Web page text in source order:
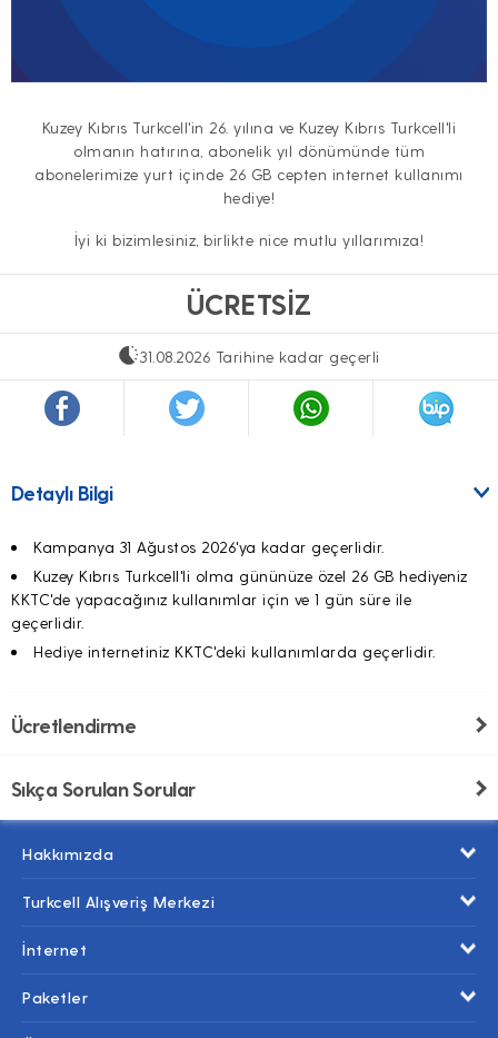
Kuzey Kıbrıs Turkcell'in 26. yılına ve Kuzey Kıbrıs Turkcell'li
olmanın hatırına, abonelik yıl dönümünde tüm
abonelerimize yurt içinde 26 GB cepten internet kullanımı
hediye!
İyi ki bizimlesiniz, birlikte nice mutlu yıllarımıza!
ÜCRETSİZ
31.08.2026 Tarihine kadar geçerli
Detaylı Bilgi
Kampanya 31 Ağustos 2026'ya kadar geçerlidir.
Kuzey Kıbrıs Turkcell'li olma gününüze özel 26 GB hediyeniz
KKTC'de yapacağınız kullanımlar için ve 1 gün süre ile
geçerlidir.
Hediye internetiniz KKTC'deki kullanımlarda geçerlidir.
Ücretlendirme
Sıkça Sorulan Sorular
Hakkımızda
Turkcell Alışveriş Merkezi
İnternet
Paketler